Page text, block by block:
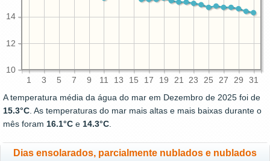
1 3 5 7 9 11 13 15 17 19 21 23 25 27 29 31
10
12
14
A temperatura média da água do mar em Dezembro de 2025 foi de
15.3°C. As temperaturas do mar mais altas e mais baixas durante o
mês foram 16.1°C e 14.3°C.
Dias ensolarados, parcialmente nublados e nublados